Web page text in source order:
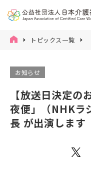
トピックス一覧
お知らせ
【放送日決定
夜便」（NHKラ
長 が出演します